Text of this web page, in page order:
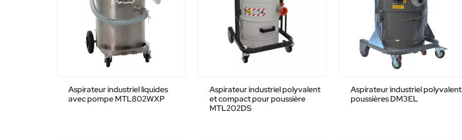
Aspirateur industriel liquides
avec pompe MTL802WXP
Aspirateur industriel polyvalent
et compact pour poussière
MTL202DS
Aspirateur industriel polyvalent
poussières DM3EL